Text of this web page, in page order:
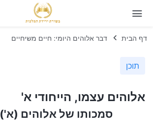
דף הבית דבר אלוהים היומי: חיים משיחיים
תוכן
אלוהים עצמו, הייחודי א'
סמכותו של אלוהים (א')